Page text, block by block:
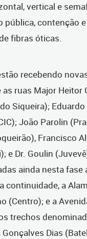
vertical e
pública, contenção
fibras óticas.
recebendo
as ruas Major Heitor
Siqueira);
João Parolin
Francisco
e Dr. Goulin
ainda nesta fase
continuidade, a
(Centro); e a
trechos
Gonçalves Dias